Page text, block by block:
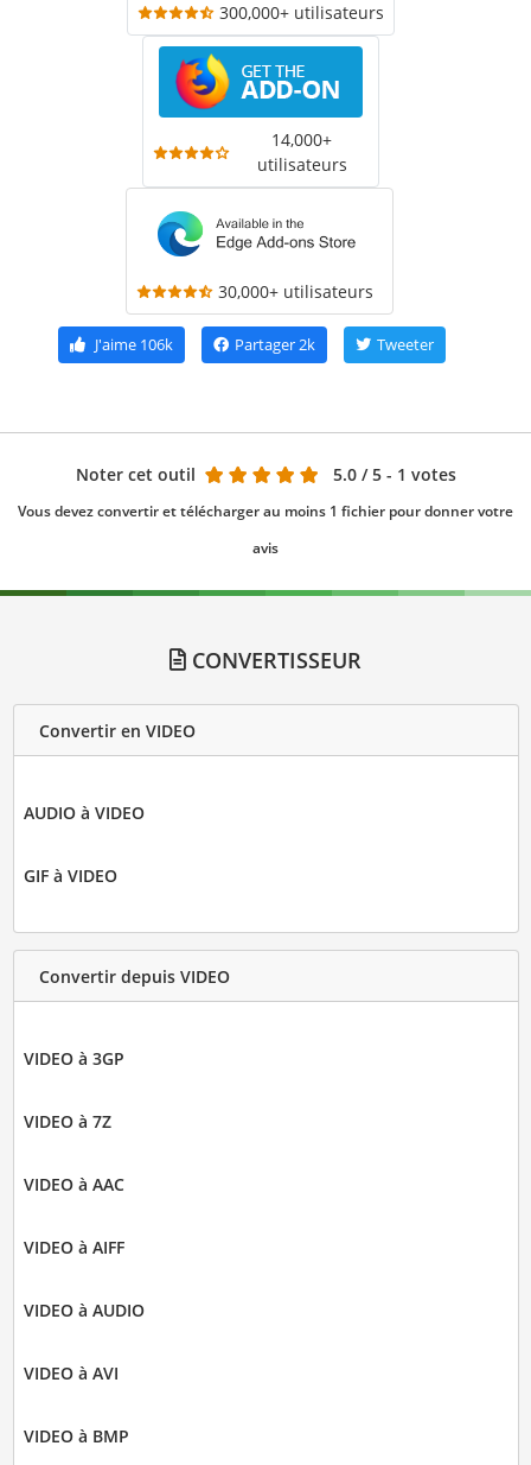
300,000+ utilisateurs
14,000+
utilisateurs
30,000+ utilisateurs
J'aime106k Partager2k Tweeter
Noter cet outil 5.0 / 5 - 1 votes
Vous devez convertir et télécharger au moins 1 fichier pour donner votre
avis
CONVERTISSEUR
Convertir en VIDEO
AUDIO à VIDEO
GIF à VIDEO
Convertir depuis VIDEO
VIDEO à 3GP
VIDEO à 7Z
VIDEO à AAC
VIDEO à AIFF
VIDEO à AUDIO
VIDEO à AVI
VIDEO à BMP